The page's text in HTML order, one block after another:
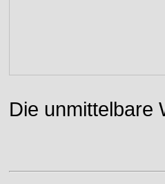
Die unmittelbare